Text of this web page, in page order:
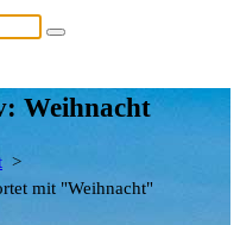
Weihnacht
>
mit "Weihnacht"